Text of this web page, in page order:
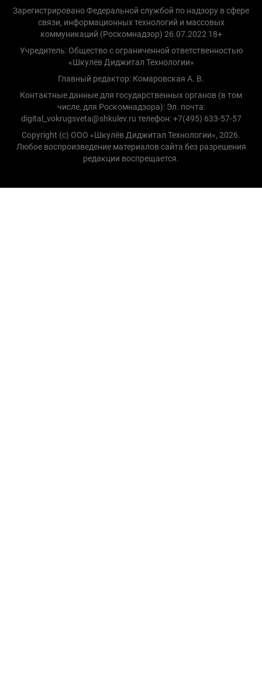
Зарегистрировано Федеральной службой по надзору в сфере
связи, информационных технологий и массовых
коммуникаций (Роскомнадзор) 26.07.2022 18+
Учредитель: Общество с ограниченной ответственностью
«Шкулёв Диджитал Технологии»
Главный редактор: Комаровская А. В.
Контактные данные для государственных органов (в том
числе, для Роскомнадзора): Эл. почта:
digital_vokrugsveta@shkulev.ru телефон: +7(495) 633-57-57
Copyright (с) ООО «Шкулёв Диджитал Технологии», 2026.
Любое воспроизведение материалов сайта без разрешения
редакции воспрещается.